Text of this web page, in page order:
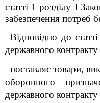
статті 1 розділу І
забезпечення потреб
Відповідно до
державного
поставляє товари,
оборонного
державного